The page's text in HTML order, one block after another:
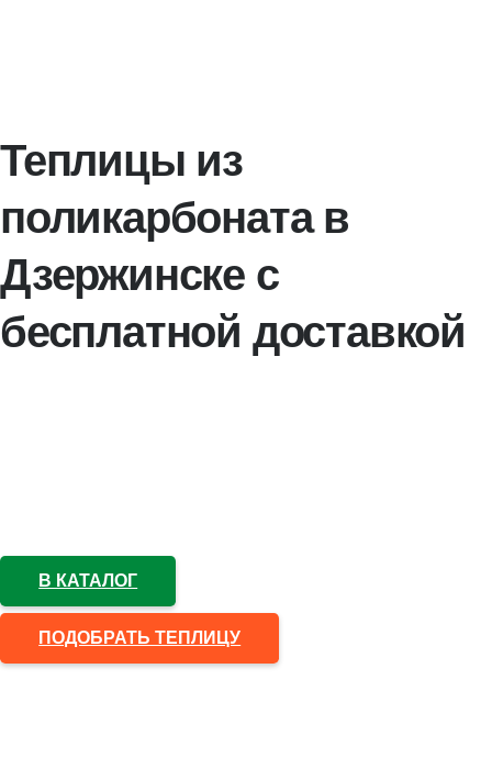
Теплицы из
поликарбоната в
Дзержинске с
бесплатной доставкой
В КАТАЛОГ
ПОДОБРАТЬ ТЕПЛИЦУ